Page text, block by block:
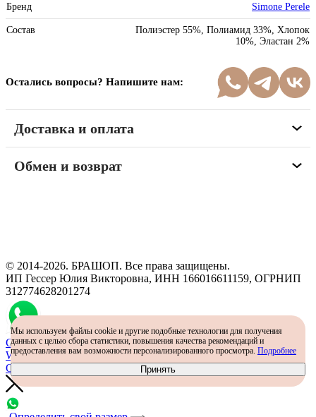
Бренд Simone Perele
Состав
Полиэстер 55%, Полиамид 33%, Хлопок
10%, Эластан 2%
Остались вопросы? Напишите нам:
Доставка и оплата
Обмен и возврат
© 2014-2026. БРАШОП. Все права защищены.
ИП Гессер Юлия Викторовна, ИНН 166016611159, ОГРНИП
312774628201274
Самый простой способ определить размер - консультация в
WhatsApp
Определить размер
Мы используем файлы cookie и другие подобные технологии для получения
данных с целью сбора статистики, повышения качества рекомендаций и
предоставления вам возможности персонализированного просмотра. Подробнее
Принять